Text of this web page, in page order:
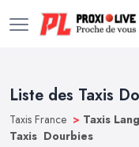
Liste des Taxis
Taxis France > Taxis
Taxis Dourbies